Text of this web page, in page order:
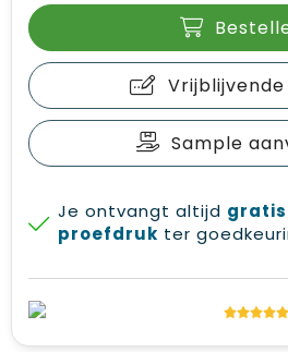
Sample
Je ontvangt altijd gratis
proefdruk ter